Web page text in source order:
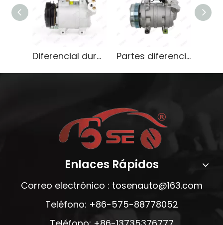
Diferencial duradero para Mitsubishi L200 Triton Pajero 2.5D Partes diferenciales de alta calidad para Mitsubishi Zinger 2005 L200
Enlaces Rápidos
Correo electrónico : tosenauto@163.com
Teléfono: +86-575-88778052